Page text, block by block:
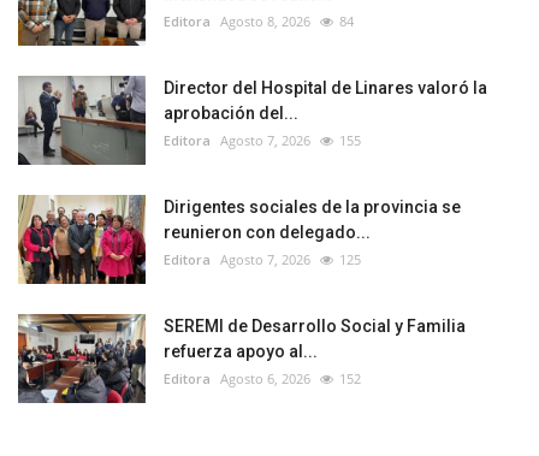
Editora Agosto 8, 2026 84
Director del Hospital de Linares valoró la
aprobación del...
Editora Agosto 7, 2026 155
Dirigentes sociales de la provincia se
reunieron con delegado...
Editora Agosto 7, 2026 125
SEREMI de Desarrollo Social y Familia
refuerza apoyo al...
Editora Agosto 6, 2026 152